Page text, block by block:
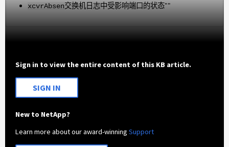
xcvrAbsen交换机日志中受影响端口的状态""
Sign in to view the entire content of this KB article.
SIGN IN
New to NetApp?
Learn more about our award-winningSupport